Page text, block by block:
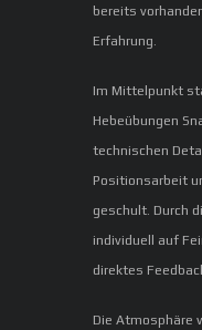
bereits
Erfahrung.
Im Mittelpunkt
Hebeübungen
technischen
Positionsarbeit
geschult. Durch
individuell auf
direktes
Die Atmosphäre